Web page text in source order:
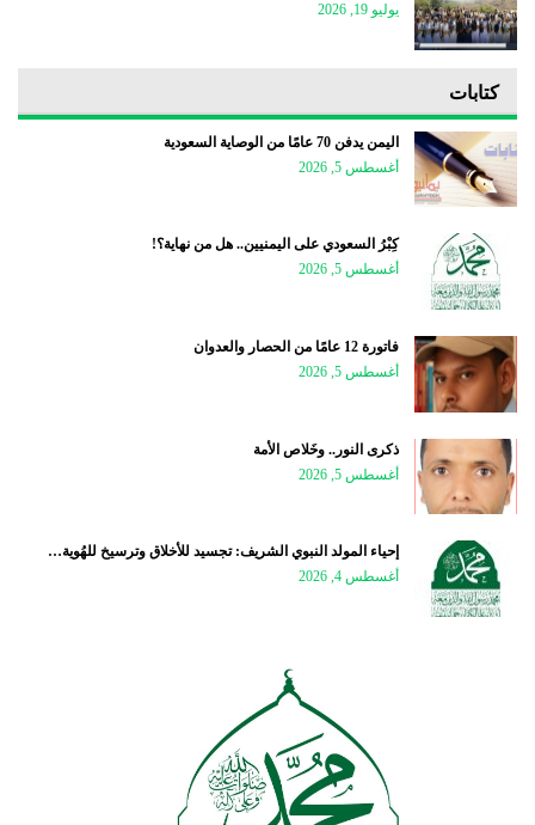
يوليو 19, 2026
كتابات
اليمن يدفن 70 عامًا من الوصاية السعودية
أغسطس 5, 2026
كِبْرُ السعودي على اليمنيين.. هل من نهاية؟!
أغسطس 5, 2026
فاتورة 12 عامًا من الحصار والعدوان
أغسطس 5, 2026
ذكرى النور.. وخَلاص الأمة
أغسطس 5, 2026
إحياء المولد النبوي الشريف: تجسيد للأخلاق وترسيخ للهُوية…
أغسطس 4, 2026